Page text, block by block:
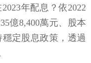
年配息？依2022
億8,400萬元、股本
定股息政策，透過